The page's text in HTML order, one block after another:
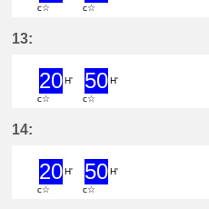
c☆
c☆
13:
20H'
c☆
50H'
c☆
14:
20H'
c☆
50H'
c☆